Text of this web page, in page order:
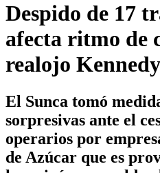
Despido de 17
afecta ritmo de
realojo Kennedy
El Sunca tomó
sorpresivas ante el
operarios por
de Azúcar que es